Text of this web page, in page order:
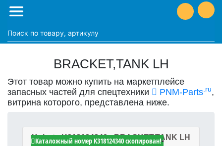
BRACKET,TANK LH
Этот товар можно купить на маркетплейсе
запасных частей для спецтехники
PNM-Parts.ru,
витрина которого, представлена ниже.
Kubota K318124340 - BRACKET,TANK LH
Каталожный номер K318124340 скопирован!